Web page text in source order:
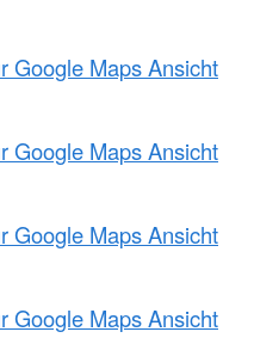
Google Maps Ansicht
Google Maps Ansicht
Google Maps Ansicht
Google Maps Ansicht